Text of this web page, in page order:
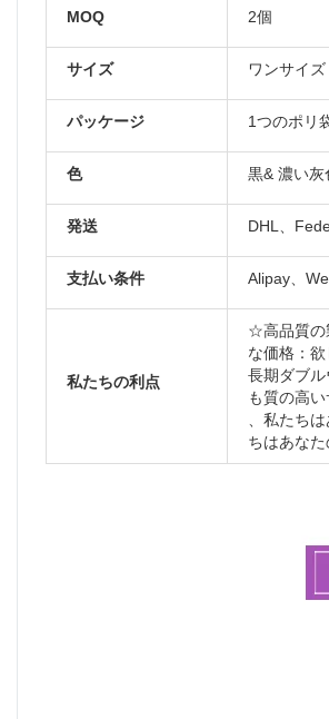
MOQ 2個
サイズ ワンサイズ
パッケージ 1つのポリ
色 黒& 濃い灰
発送 DHL、
支払い条件 Alipay、
私たちの利点
☆高品質の
な価格：
長期ダ
も質の高
、私たち
ちはあな